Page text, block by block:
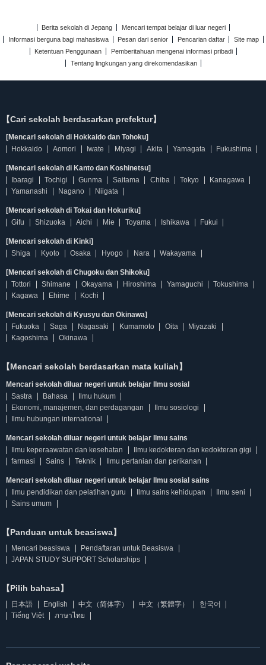
Berita sekolah di Jepang
Mencari tempat belajar di luar negeri
Informasi berguna bagi mahasiswa
Pesan dari senior Pencarian daftar
Site map
Ketentuan Penggunaan
Pemberitahuan mengenai informasi pribadi
Tentang lingkungan yang direkomendasikan
【Cari sekolah berdasarkan prefektur】
[Mencari sekolah di Hokkaido dan Tohoku]
Hokkaido
Aomori Iwate Miyagi Akita Yamagata Fukushima
[Mencari sekolah di Kanto dan Koshinetsu]
Ibaragi
Tochigi Gunma Saitama Chiba Tokyo
Kanagawa
Yamanashi
Nagano Niigata
[Mencari sekolah di Tokai dan Hokuriku]
Gifu
Shizuoka Aichi Mie Toyama Ishikawa Fukui
[Mencari sekolah di Kinki]
Shiga
Kyoto Osaka Hyogo Nara Wakayama
[Mencari sekolah di Chugoku dan Shikoku]
Tottori
Shimane Okayama Hiroshima Yamaguchi
Tokushima
Kagawa
Ehime Kochi
[Mencari sekolah di Kyusyu dan Okinawa]
Fukuoka
Saga Nagasaki Kumamoto Oita
Miyazaki
Kagoshima
Okinawa
【Mencari sekolah berdasarkan mata kuliah】
Mencari sekolah diluar negeri untuk belajar Ilmu sosial
Sastra
Bahasa
Ilmu hukum
Ekonomi, manajemen, dan perdagangan
Ilmu sosiologi
Ilmu hubungan international
Mencari sekolah diluar negeri untuk belajar Ilmu sains
Ilmu keperaawatan dan kesehatan
Ilmu kedokteran dan kedokteran gigi
farmasi
Sains Teknik Ilmu pertanian dan perikanan
Mencari sekolah diluar negeri untuk belajar Ilmu sosial sains
Ilmu pendidikan dan pelatihan guru
Ilmu sains kehidupan
Ilmu seni
Sains umum
【Panduan untuk beasiswa】
Mencari beasiswa
Pendaftaran untuk Beasiswa
JAPAN STUDY SUPPORT Scholarships
【Pilih bahasa】
日本語 English 中文（简体字） 中文（繁體字）
한국어
Tiếng Việt
ภาษาไทย